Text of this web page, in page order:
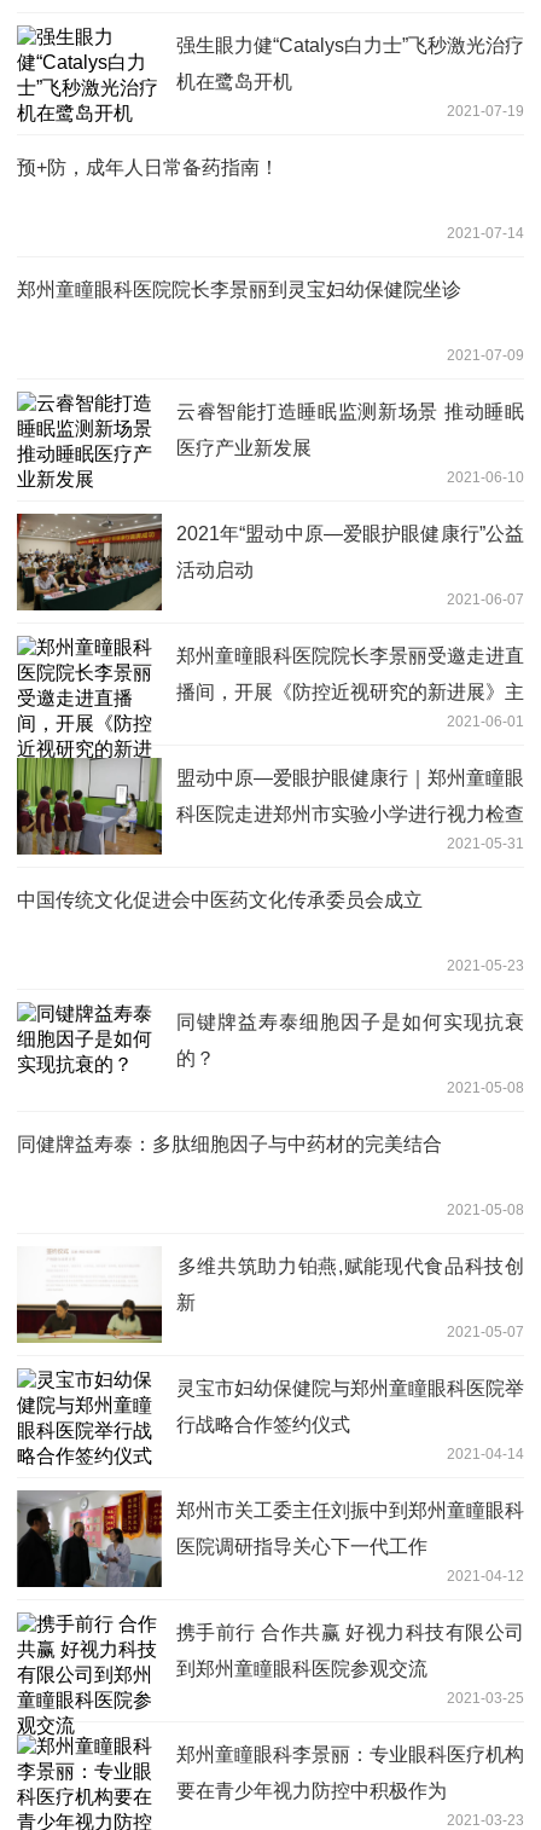
强生眼力健“Catalys白力士”飞秒激光治疗
机在鹭岛开机
2021-07-19
预+防，成年人日常备药指南！
2021-07-14
郑州童瞳眼科医院院长李景丽到灵宝妇幼保健院坐诊
2021-07-09
云睿智能打造睡眠监测新场景 推动睡眠
医疗产业新发展
2021-06-10
2021年“盟动中原—爱眼护眼健康行”公益
活动启动
2021-06-07
郑州童曈眼科医院院长李景丽受邀走进直
播间，开展《防控近视研究的新进展》主
2021-06-01
盟动中原—爱眼护眼健康行｜郑州童瞳眼
科医院走进郑州市实验小学进行视力检查
2021-05-31
中国传统文化促进会中医药文化传承委员会成立
2021-05-23
同键牌益寿泰细胞因子是如何实现抗衰
的？
2021-05-08
同健牌益寿泰：多肽细胞因子与中药材的完美结合
2021-05-08
​多维共筑助力铂燕,赋能现代食品科技创
新
2021-05-07
灵宝市妇幼保健院与郑州童瞳眼科医院举
行战略合作签约仪式
2021-04-14
郑州市关工委主任刘振中到郑州童瞳眼科
医院调研指导关心下一代工作
2021-04-12
携手前行 合作共赢 好视力科技有限公司
到郑州童瞳眼科医院参观交流
2021-03-25
郑州童瞳眼科李景丽：专业眼科医疗机构
要在青少年视力防控中积极作为
2021-03-23